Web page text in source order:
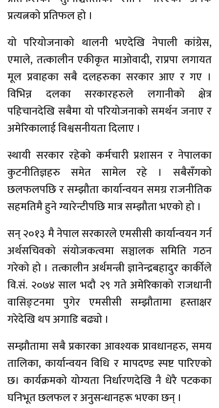
प्रत्यत्नको प्रतिफल हो ।
यो परियोजनाको थालनी भएदेखि नेपाली कांग्रेस,
एमाले, तत्कालीन एकीकृत माओवादी, राप्रपा लगायत
मूल प्रवाहका सबै दलहरुका सरकार आए र गए ।
विभिन्न दलका सरकारहरुले लगानीको क्षेत्र
पहिचानदेखि सबैमा यो परियोजनाको समर्थन जनाए र
अमेरिकालाई विश्वसनीयता दिलाए ।
स्थायी सरकार रहेको कर्मचारी प्रशासन र नेपालका
कुटनीतिज्ञहरु समेत सामेल रहे । सबैसँगको
छलफलपछि र सम्झौता कार्यान्वयन समग्र राजनीतिक
सहमतिमै हुने ग्यारेन्टीपछि मात्र सम्झौता भएको हो ।
सन् २०१३ मै नेपाल सरकारले एमसीसी कार्यान्वयन गर्न
अर्थसचिवको संयोजकत्वमा सञ्चालक समिति गठन
गरेको हो । तत्कालीन अर्थमन्त्री ज्ञानेन्द्रबहादुर कार्कीले
वि.सं. २०७४ साल भदौ २९ गते अमेरिकाको राजधानी
वासिङ्टनमा पुगेर एमसीसी सम्झौतामा हस्ताक्षर
गरेदेखि थप अगाडि बढ्यो ।
सम्झौतामा सबै प्रकारका आवश्यक प्रावधानहरु, समय
तालिका, कार्यान्वयन विधि र मापदण्ड स्पष्ट पारिएको
छ। कार्यक्रमको योग्यता निर्धारणदेखि नै धेरै पटकका
घनिभूत छलफल र अनुसन्धानहरू भएका छन् ।